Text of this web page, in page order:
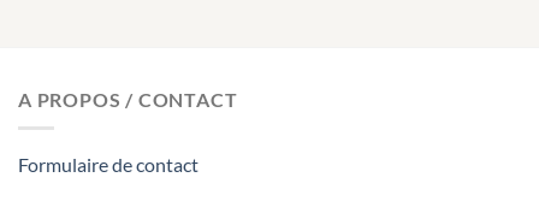
A PROPOS / CONTACT
Formulaire de contact